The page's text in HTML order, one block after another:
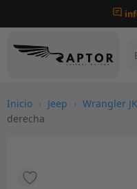
Inicio › Jeep › Wrangler JK
derecha